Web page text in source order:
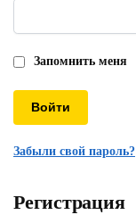
Запомнить меня
Войти
Забыли свой пароль?
Регистрация